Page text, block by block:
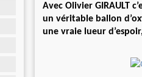
Avec Olivier GIRAULT
un véritable ballon
une vraie lueur